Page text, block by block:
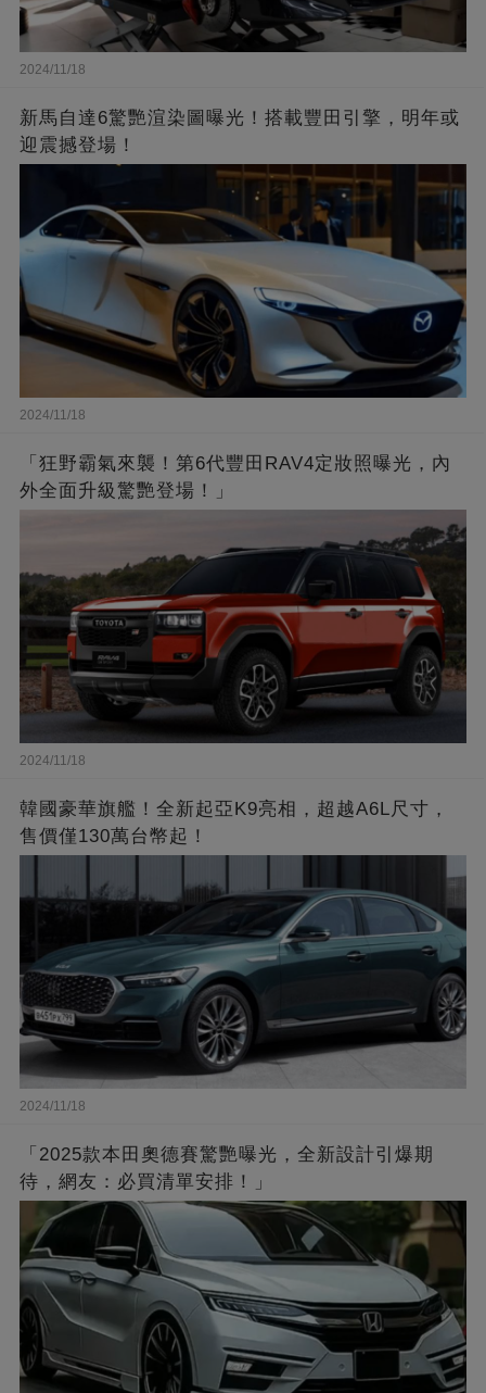
2024/11/18
新馬自達6驚艷渲染圖曝光！搭載豐田引擎，明年或
迎震撼登場！
2024/11/18
「狂野霸氣來襲！第6代豐田RAV4定妝照曝光，內
外全面升級驚艷登場！」
2024/11/18
韓國豪華旗艦！全新起亞K9亮相，超越A6L尺寸，
售價僅130萬台幣起！
2024/11/18
「2025款本田奧德賽驚艷曝光，全新設計引爆期
待，網友：必買清單安排！」